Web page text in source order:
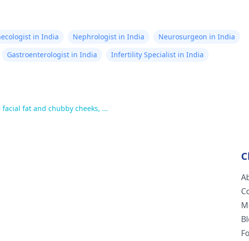
in India Nephrologist in India
Neurosurgeon in India
Gastroenterologist in India
Infertility Specialist in India
fat and chubby cheeks, ...